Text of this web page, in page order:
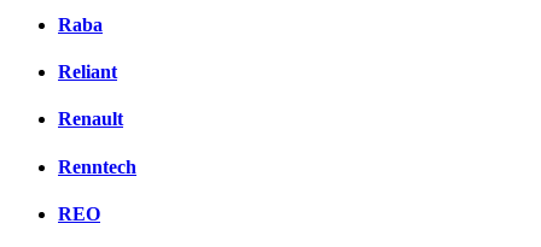
Raba
Reliant
Renault
Renntech
REO